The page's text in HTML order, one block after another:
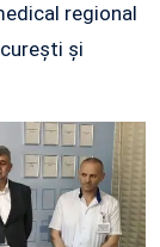
regional
și